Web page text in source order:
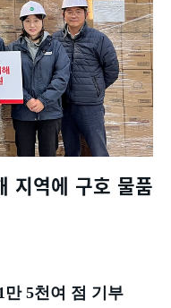
지역에 구호 물품
만5천여 점 기부